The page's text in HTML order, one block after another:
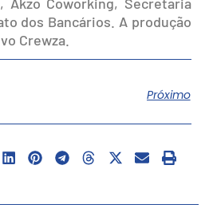
dos Bancários. A produção
Crewza.
Próximo